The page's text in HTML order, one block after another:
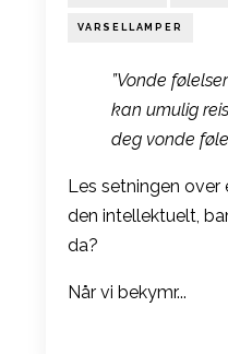
VARSELLAMPER
”Vonde
kan umulig
deg vonde
Les setningen over
den intellektuelt,
da?
Når vi bekymr...